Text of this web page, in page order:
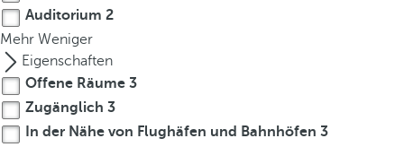
t
i
o
n
o
n
Auditorium 2
Mehr Weniger
Eigenschaften
Offene Räume 3
Zugänglich 3
In der Nähe von Flughäfen und Bahnhöfen 3